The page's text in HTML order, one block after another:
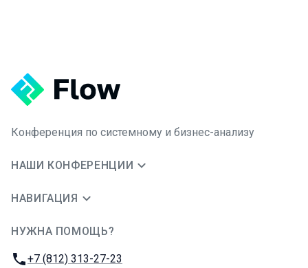
Конференция по системному и бизнес-анализу
НАШИ КОНФЕРЕНЦИИ
НАВИГАЦИЯ
НУЖНА ПОМОЩЬ?
Телефон:
+7 (812) 313-27-23